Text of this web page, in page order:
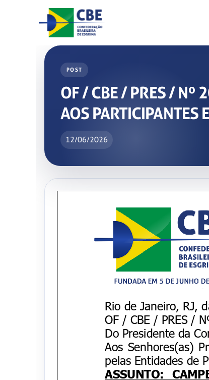
POST
OF / CBE / PRES / Nº
AOS PARTICIPANTES
12/06/2026